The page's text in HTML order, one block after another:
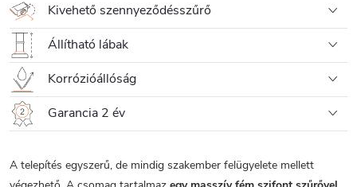
Kivehető szennyeződésszűrő
Állítható lábak
Korrózióállóság
Garancia 2 év
A telepítés egyszerű, de mindig szakember felügyelete mellett